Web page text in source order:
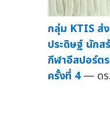
กลุ่ม KTIS ส่
ประดิษฐ์ นักส
กีฬาอีสปอร์ต
ครั้งที่ 4 — ดร